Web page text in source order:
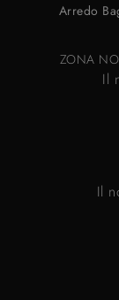
Arredo
ZONA
Il
Il